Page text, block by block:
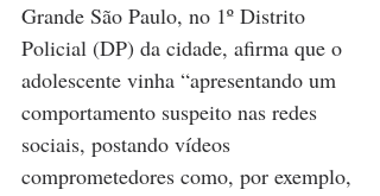
Grande São Paulo, no 1º Distrito
Policial (DP) da cidade, afirma que o
adolescente vinha “apresentando um
comportamento suspeito nas redes
sociais, postando vídeos
comprometedores como, por exemplo,